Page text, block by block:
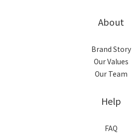
About
Brand Story
Our Values
Our Team
Help
FAQ